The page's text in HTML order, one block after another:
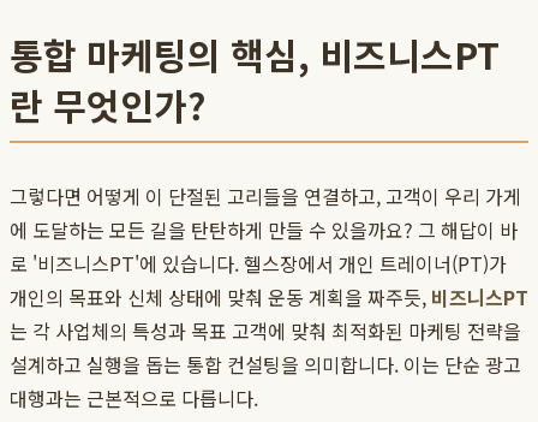
통합 마케팅의 핵심, 비즈니스PT
란 무엇인가?
그렇다면 어떻게 이 단절된 고리들을 연결하고, 고객이 우리 가게
에 도달하는 모든 길을 탄탄하게 만들 수 있을까요? 그 해답이 바
로 '비즈니스PT'에 있습니다. 헬스장에서 개인 트레이너(PT)가
개인의 목표와 신체 상태에 맞춰 운동 계획을 짜주듯, 비즈니스PT
는 각 사업체의 특성과 목표 고객에 맞춰 최적화된 마케팅 전략을
설계하고 실행을 돕는 통합 컨설팅을 의미합니다. 이는 단순 광고
대행과는 근본적으로 다릅니다.